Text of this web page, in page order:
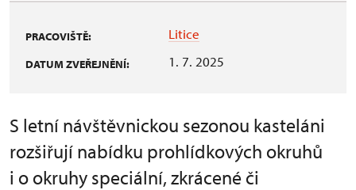
PRACOVIŠTĚ: Litice
DATUM ZVEŘEJNĚNÍ: 1. 7. 2025
S letní návštěvnickou sezonou kasteláni
rozšiřují nabídku prohlídkových okruhů
i o okruhy speciální, zkrácené či